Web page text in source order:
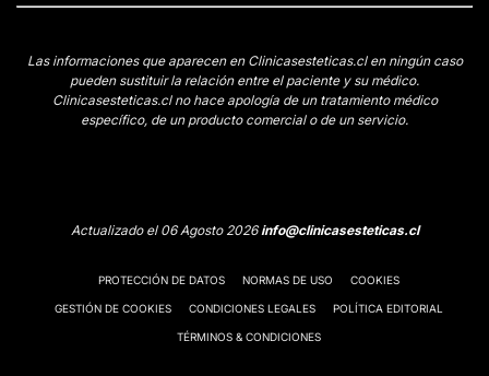
Las informaciones que aparecen en Clinicasesteticas.cl en ningún caso
pueden sustituir la relación entre el paciente y su médico.
Clinicasesteticas.cl no hace apología de un tratamiento médico
específico, de un producto comercial o de un servicio.
Actualizado el 06 Agosto 2026info@clinicasesteticas.cl
PROTECCIÓN DE DATOS NORMAS DE USO COOKIES
GESTIÓN DE COOKIES CONDICIONES LEGALES POLÍTICA EDITORIAL
TÉRMINOS & CONDICIONES